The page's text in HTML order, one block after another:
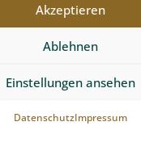
Akzeptieren
Ablehnen
Einstellungen ansehen
DatenschutzImpressum